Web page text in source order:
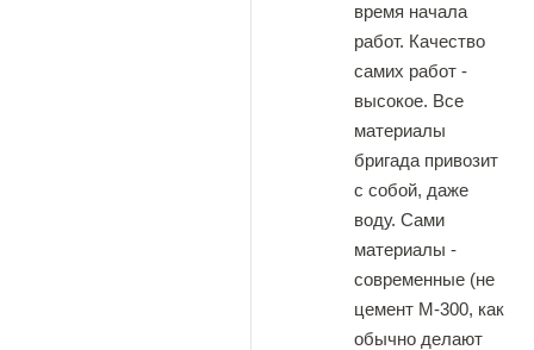
время начала
работ. Качество
самих работ -
высокое. Все
материалы
бригада привозит
с собой, даже
воду. Сами
материалы -
современные (не
цемент М-300, как
обычно делают